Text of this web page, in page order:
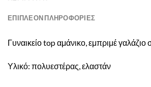
ΕΠΙΠΛΈΟΝ ΠΛΗΡΟΦΟΡΊΕΣ
Γυναικείο top αμάνικο, εμπριμέ γαλάζιο
Υλικό: πολυεστέρας, ελαστάν